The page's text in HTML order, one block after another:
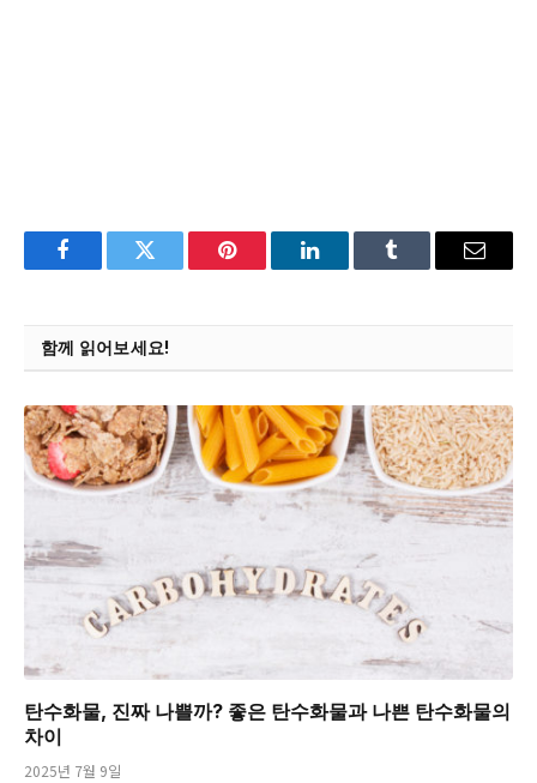
FacebookTwitter Pinterest LinkedInTumblr Email
함께 읽어보세요!
탄수화물, 진짜 나쁠까? 좋은 탄수화물과 나쁜 탄수화물의
차이
2025년 7월 9일